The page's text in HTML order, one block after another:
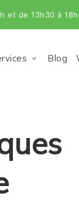
et de 13h30 à 18h
Blog